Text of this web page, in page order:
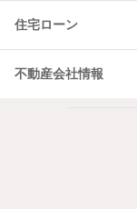
住宅ローン
不動産会社情報